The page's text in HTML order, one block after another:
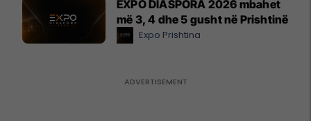
EXPO DIASPORA 2026 mbahet
më 3, 4 dhe 5 gusht në Prishtinë
Expo Prishtina